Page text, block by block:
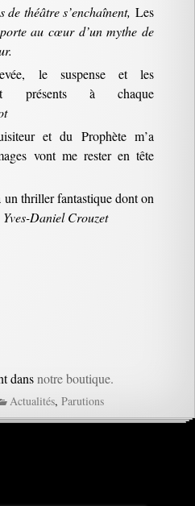
théâtre s’enchaînent, Les
au cœur d’un mythe de
le suspense et les
présents à chaque
et du Prophète m’a
vont me rester en tête
un thriller fantastique dont on
Yves-Daniel Crouzet
dansnotre boutique.
Actualités,Parutions